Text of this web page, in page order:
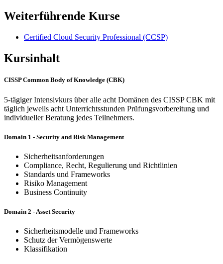
Weiterführende Kurse
Certified Cloud Security Professional (CCSP)
Kursinhalt
CISSP Common Body of Knowledge (CBK)
5-tägiger Intensivkurs über alle acht Domänen des CISSP CBK mit
täglich jeweils acht Unterrichtsstunden Prüfungsvorbereitung und
individueller Beratung jedes Teilnehmers.
Domain 1 - Security and Risk Management
Sicherheitsanforderungen
Compliance, Recht, Regulierung und Richtlinien
Standards und Frameworks
Risiko Management
Business Continuity
Domain 2 - Asset Security
Sicherheitsmodelle und Frameworks
Schutz der Vermögenswerte
Klassifikation